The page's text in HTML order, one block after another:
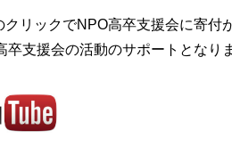
クリックでNPO高卒支援会に寄
卒支援会の活動のサポートとなり